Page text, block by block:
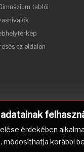
érdekében
korábbi
tablói
az oldalon